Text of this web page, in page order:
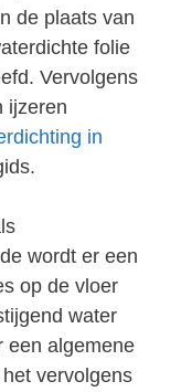
de plaats van
folie
Vervolgens
ijzeren
in
wordt er een
op de vloer
water
een algemene
vervolgens